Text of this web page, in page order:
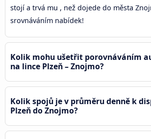
stojí a trvá mu , než dojede do města
srovnáváním nabídek!
Kolik mohu ušetřit porovnáváním
na lince Plzeň – Znojmo?
Kolik spojů je v průměru denně k
Plzeň do Znojmo?